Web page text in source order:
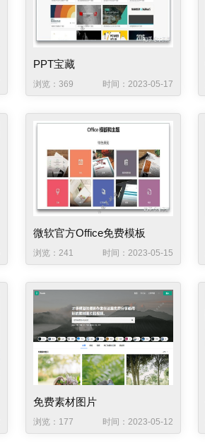
PPT宝藏
浏览：369 时间：2023-05-17
微软官方Office免费模板
浏览：241 时间：2023-05-15
免费素材图片
浏览：177 时间：2023-05-12